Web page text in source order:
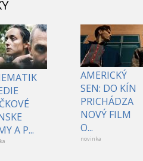
A P...
AMERICKÝ
SEN: DO KÍN
PRICHÁDZA
NOVÝ FILM
O...
novinka